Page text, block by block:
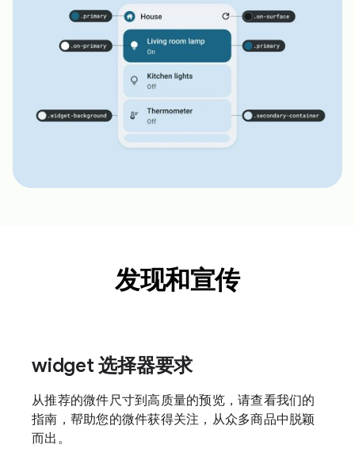
发现和宣传
widget 选择器要求
从推荐的微件尺寸到高质量的预览，请查看我们的
指南，帮助您的微件获得关注，从众多商品中脱颖
而出。